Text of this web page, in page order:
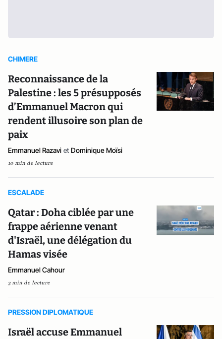
CHIMERE
Reconnaissance de la
Palestine : les 5 présupposés
d’Emmanuel Macron qui
rendent illusoire son plan de
paix
Emmanuel Razavi et Dominique Moïsi
10 min de lecture
ESCALADE
Qatar : Doha ciblée par une
frappe aérienne venant
d'Israël, une délégation du
Hamas visée
Emmanuel Cahour
3 min de lecture
PRESSION DIPLOMATIQUE
Israël accuse Emmanuel